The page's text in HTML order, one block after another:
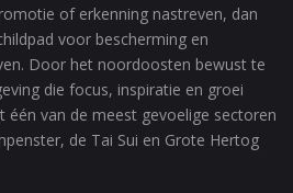
of erkenning nastreven, dan
voor bescherming en
Door het noordoosten bewust te
die focus, inspiratie en groei
één van de meest gevoelige sectoren
de Tai Sui en Grote Hertog